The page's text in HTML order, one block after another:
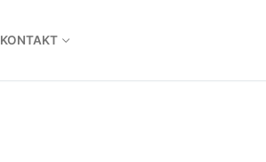
KONTAKT